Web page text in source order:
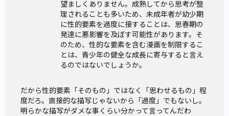
望ましくありません。成熟してから思考が整
理されることも多いため、未成年者が幼少期
に性的要素を過度に接することは、思春期の
発達に悪影響を及ぼす可能性があります。そ
のため、性的な要素を含む漫画を制限するこ
とは、青少年の健全な成長に寄与すると言え
るのではないでしょうか。
だから性的要素「そのもの」ではなく「思わせるもの」程
度だろ。直接的な描写じゃないから「過度」でもないし。
明らかな描写がダメな事くらい分かって言ってんだわ